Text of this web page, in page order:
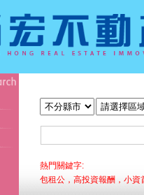
熱門關鍵字:
包租公，高投資報酬，小資